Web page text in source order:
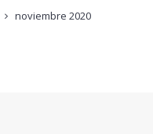
noviembre 2020